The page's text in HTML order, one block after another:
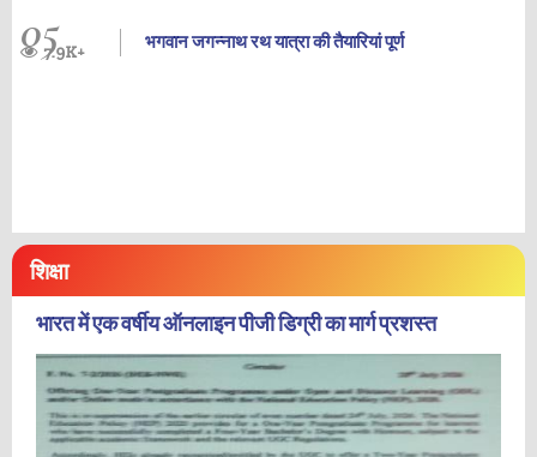
05 भगवान जगन्नाथ रथ यात्रा की तैयारियां पूर्ण
7.9K+
शिक्षा
भारत में एक वर्षीय ऑनलाइन पीजी डिग्री का मार्ग प्रशस्त